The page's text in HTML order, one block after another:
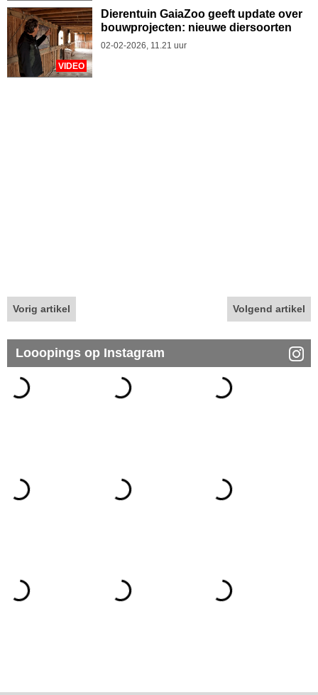
VIDEO
Dierentuin GaiaZoo geeft update over
bouwprojecten: nieuwe diersoorten
02-02-2026, 11.21 uur
Vorig artikel Volgend artikel
Looopings op Instagram